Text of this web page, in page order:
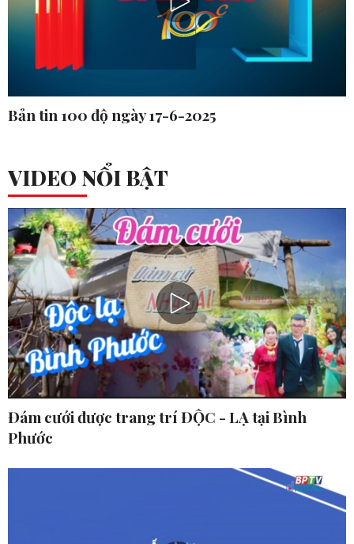
Bản tin 100 độ ngày 17-6-2025
VIDEO NỔI BẬT
Đám cưới được trang trí ĐỘC - LẠ tại Bình
Phước